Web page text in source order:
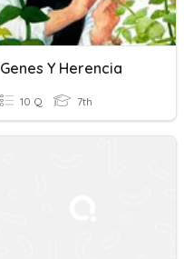
Genes Y Herencia
10 Q 7th